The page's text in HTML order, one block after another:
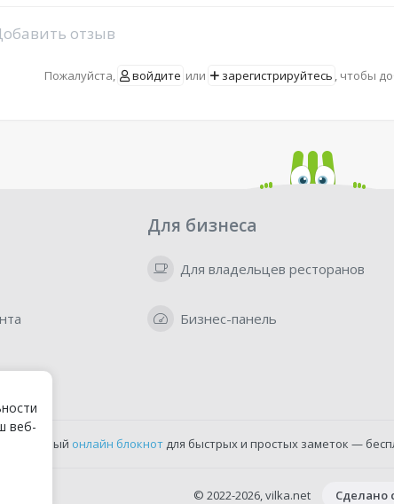
отзыв
Пожалуйста, войдите или зарегистрируйтесь , чтобы
Для бизнеса
Для владельцев ресторанов
Бизнес-панель
Удобный онлайн блокнотдля быстрых и простых заметок —
© 2022-2026, vilka.net Сделано
веб-